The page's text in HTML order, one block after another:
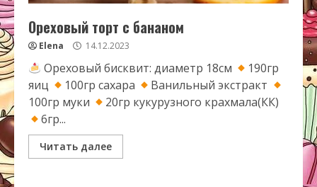
Ореховый торт с бананом
Elena 14.12.2023
Ореховый бисквит: диаметр 18см
190гр
яиц
100гр сахара
Ванильный экстракт
100гр муки
20гр кукурузного крахмала(КК)
6гр...
Читать далее